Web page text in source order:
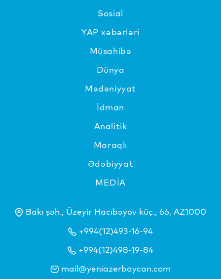
Sosial
YAP xəbərləri
Müsahibə
Dünya
Mədəniyyat
İdman
Analitik
Maraqlı
Ədəbiyyat
MEDİA
Bakı şəh., Üzeyir Hacıbəyov küç., 66, AZ1000
+994(12)493-16-94
+994(12)498-19-84
mail@yeniazerbaycan.com